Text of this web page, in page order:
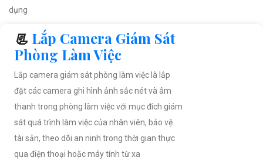
dụng
📃 Lắp Camera Giám Sát
Phòng Làm Việc
Lắp camera giám sát phòng làm việc là lắp
đặt các camera ghi hình ảnh sắc nét và âm
thanh trong phòng làm việc với mục đích giám
sát quá trình làm việc của nhân viên, bảo vệ
tài sản, theo dõi an ninh trong thời gian thực
qua điện thoại hoặc máy tính từ xa